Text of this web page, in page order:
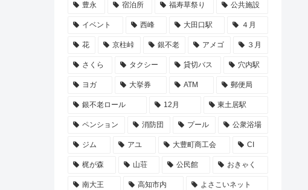
豊永 宿泊所 福寿草祭り 公共施設
イベント 西峰 大田口駅 ４月
花 京柱峠 銀不老 アメゴ ３月
さくら タクシー 貸切バス 穴内駅
ヨガ 大挙券 ATM 郵便局
銀不老ロール 12月 東土居駅
ペンション 消防団 プール 公衆浴場
ジム アユ 大豊町商工会 CI
梶が森 山荘 公民館 おきゃく
南大王 高知市内 よさこいネット